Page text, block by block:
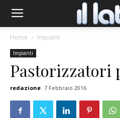
Home Impianti
Impianti
Pastorizzatori
redazione 7 Febbraio 2016